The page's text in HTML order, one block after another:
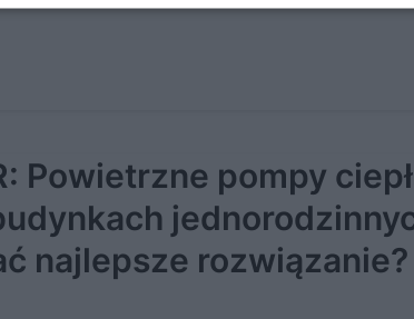
Powietrzne pompy
najlepsze rozwiązanie?